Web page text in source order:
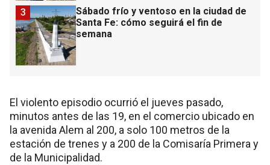
Sábado frío y ventoso en la ciudad de
Santa Fe: cómo seguirá el fin de
semana
3
El violento episodio ocurrió el jueves pasado,
minutos antes de las 19, en el comercio ubicado en
la avenida Alem al 200, a solo 100 metros de la
estación de trenes y a 200 de la Comisaría Primera y
de la Municipalidad.